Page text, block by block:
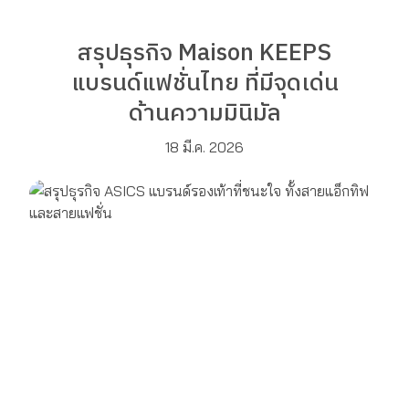
สรุปธุรกิจ Maison KEEPS
แบรนด์แฟชั่นไทย ที่มีจุดเด่น
ด้านความมินิมัล
18 มี.ค. 2026